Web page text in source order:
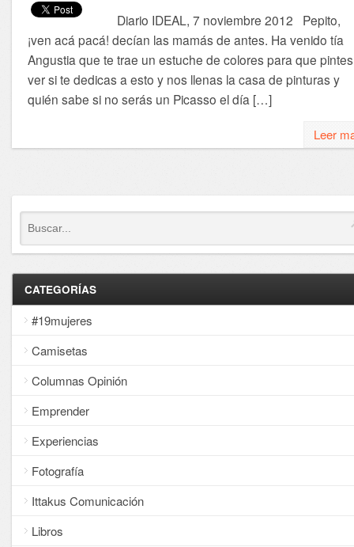
Diario IDEAL, 7 noviembre 2012 Pepito,
¡ven acá pacá! decían las mamás de antes. Ha venido tía
Angustia que te trae un estuche de colores para que
ver si te dedicas a esto y nos llenas la casa de pinturas y
quién sabe si no serás un Picasso el día […]
Leer
CATEGORÍAS
#19mujeres
Camisetas
Columnas Opinión
Emprender
Experiencias
Fotografía
Ittakus Comunicación
Libros